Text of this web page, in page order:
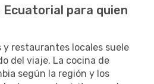
Ecuatorial para quien
y restaurantes locales suele
del viaje. La cocina de
según la región y los